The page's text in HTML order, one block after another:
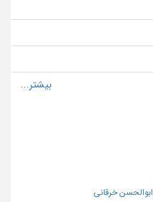
ابوالحسن خرقاني